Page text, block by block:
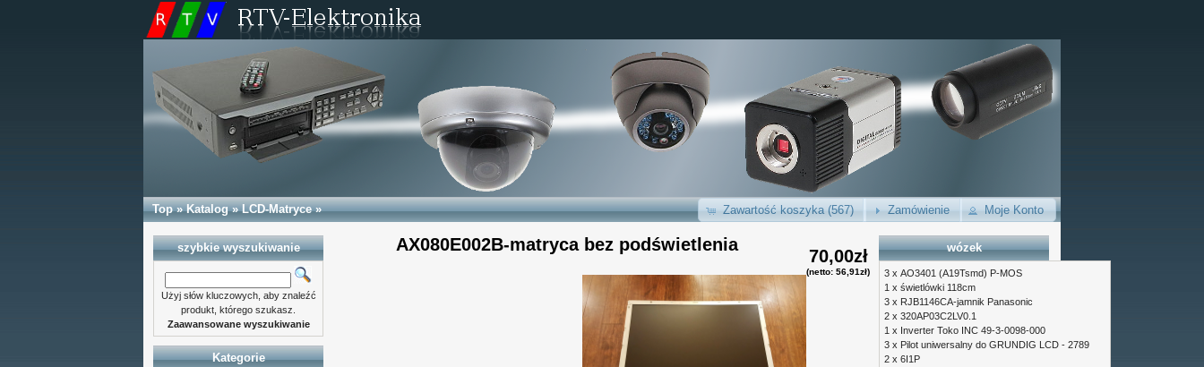
Top»Katalog»LCD-Matryce» Zawartość koszyka (567) Zamówienie Moje Konto
70,00zł
(netto: 56,91zł)
AX080E002B-matryca bez podświetlenia
szybkie wyszukiwanie
Użyj słów kluczowych, aby znaleźć
produkt, którego szukasz.
Zaawansowane wyszukiwanie
Kategorie
wózek
3 x AO3401 (A19Tsmd) P-MOS
1 x świetlówki 118cm
3 x RJB1146CA-jamnik Panasonic
2 x 320AP03C2LV0.1
1 x Inverter Toko INC 49-3-0098-000
3 x Pilot uniwersalny do GRUNDIG LCD - 2789
2 x 6I1P